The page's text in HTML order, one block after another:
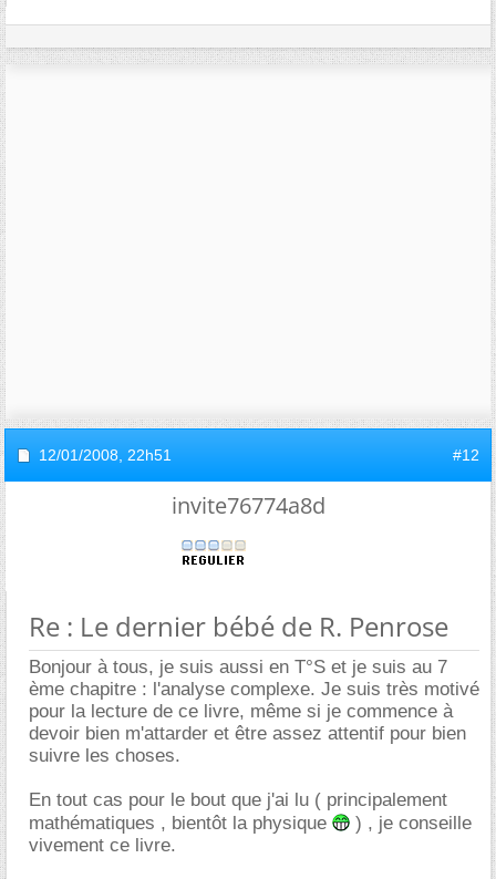
12/01/2008, 22h51 #12
invite76774a8d
Re : Le dernier bébé de R. Penrose
Bonjour à tous, je suis aussi en T°S et je suis au 7
ème chapitre : l'analyse complexe. Je suis très motivé
pour la lecture de ce livre, même si je commence à
devoir bien m'attarder et être assez attentif pour bien
suivre les choses.
En tout cas pour le bout que j'ai lu ( principalement
mathématiques , bientôt la physique
) , je conseille
vivement ce livre.